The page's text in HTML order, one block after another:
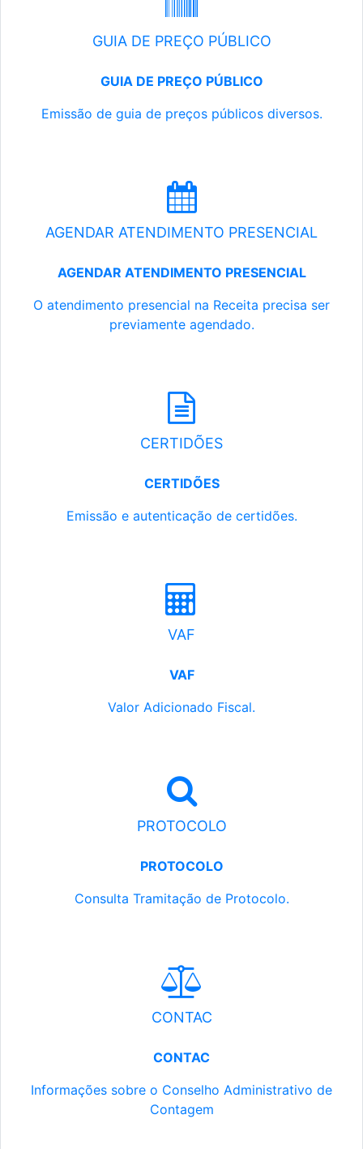
GUIA DE PREÇO PÚBLICO
GUIA DE PREÇO PÚBLICO
Emissão de guia de preços públicos diversos.
AGENDAR ATENDIMENTO PRESENCIAL
AGENDAR ATENDIMENTO PRESENCIAL
O atendimento presencial na Receita precisa ser
previamente agendado.
CERTIDÕES
CERTIDÕES
Emissão e autenticação de certidões.
VAF
VAF
Valor Adicionado Fiscal.
PROTOCOLO
PROTOCOLO
Consulta Tramitação de Protocolo.
CONTAC
CONTAC
Informações sobre o Conselho Administrativo de
Contagem